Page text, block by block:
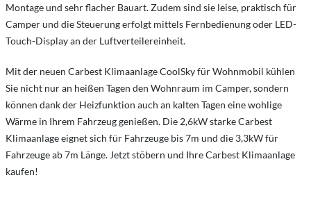
Montage und sehr flacher Bauart. Zudem sind sie leise, praktisch für
Camper und die Steuerung erfolgt mittels Fernbedienung oder LED-
Touch-Display an der Luftverteilereinheit.
Mit der neuen Carbest Klimaanlage CoolSky für Wohnmobil kühlen
Sie nicht nur an heißen Tagen den Wohnraum im Camper, sondern
können dank der Heizfunktion auch an kalten Tagen eine wohlige
Wärme in Ihrem Fahrzeug genießen. Die 2,6kW starke Carbest
Klimaanlage eignet sich für Fahrzeuge bis 7m und die 3,3kW für
Fahrzeuge ab 7m Länge. Jetzt stöbern und Ihre Carbest Klimaanlage
kaufen!